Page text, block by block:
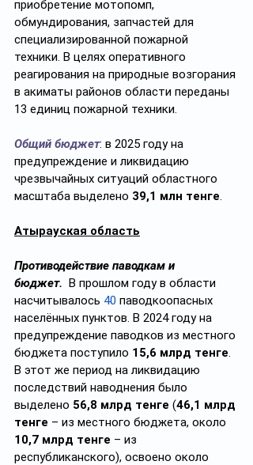
приобретение мотопомп,
обмундирования, запчастей для
специализированной пожарной
техники. В целях оперативного
реагирования на природные возгорания
в акиматы районов области переданы
13 единиц пожарной техники.
Общий бюджет: в 2025 году на
предупреждение и ликвидацию
чрезвычайных ситуаций областного
масштаба выделено 39,1 млн тенге.
Атырауская область
Противодействие паводкам и
бюджет. В прошлом году в области
насчитывалось 40 паводкоопасных
населённых пунктов. В 2024 году на
предупреждение паводков из местного
бюджета поступило 15,6 млрд тенге.
В этот же период на ликвидацию
последствий наводнения было
выделено 56,8 млрд тенге (46,1 млрд
тенге – из местного бюджета, около
10,7 млрд тенге – из
республиканского), освоено около